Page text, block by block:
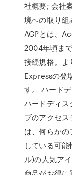
社概要; 会社
境への取り組
AGPとは、
2004年頃ま
接続規格。よ
Expressの登
す。 ハード
ハードディス
ブのアクセス
は、何らかの
している可
ル)の人気ア
商品がお得に